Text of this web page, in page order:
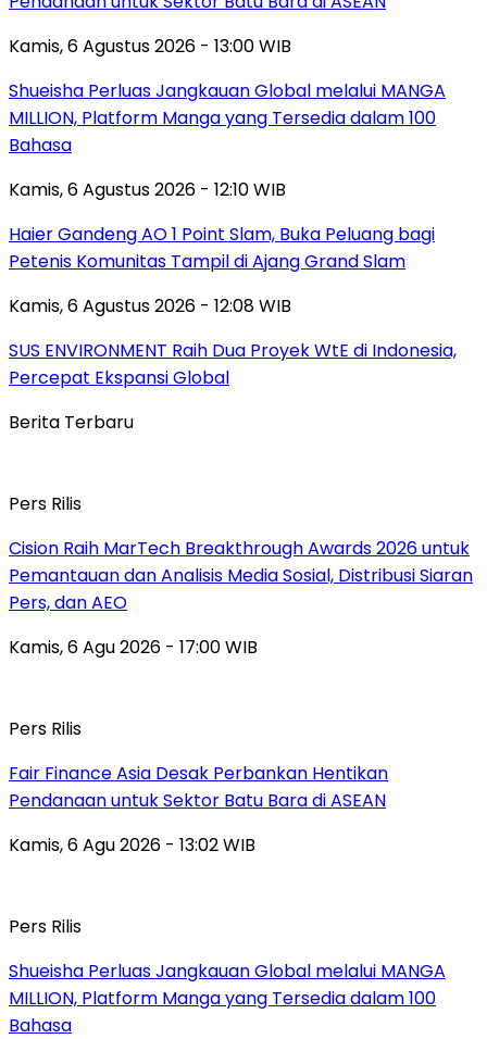
Kamis, 6 Agustus 2026 - 13:00 WIB
Shueisha Perluas Jangkauan Global melalui MANGA
MILLION, Platform Manga yang Tersedia dalam 100
Bahasa
Kamis, 6 Agustus 2026 - 12:10 WIB
Haier Gandeng AO 1 Point Slam, Buka Peluang bagi
Petenis Komunitas Tampil di Ajang Grand Slam
Kamis, 6 Agustus 2026 - 12:08 WIB
SUS ENVIRONMENT Raih Dua Proyek WtE di Indonesia,
Percepat Ekspansi Global
Berita Terbaru
Pers Rilis
Cision Raih MarTech Breakthrough Awards 2026 untuk
Pemantauan dan Analisis Media Sosial, Distribusi Siaran
Pers, dan AEO
Kamis, 6 Agu 2026 - 17:00 WIB
Pers Rilis
Fair Finance Asia Desak Perbankan Hentikan
Pendanaan untuk Sektor Batu Bara di ASEAN
Kamis, 6 Agu 2026 - 13:02 WIB
Pers Rilis
Shueisha Perluas Jangkauan Global melalui MANGA
MILLION, Platform Manga yang Tersedia dalam 100
Bahasa